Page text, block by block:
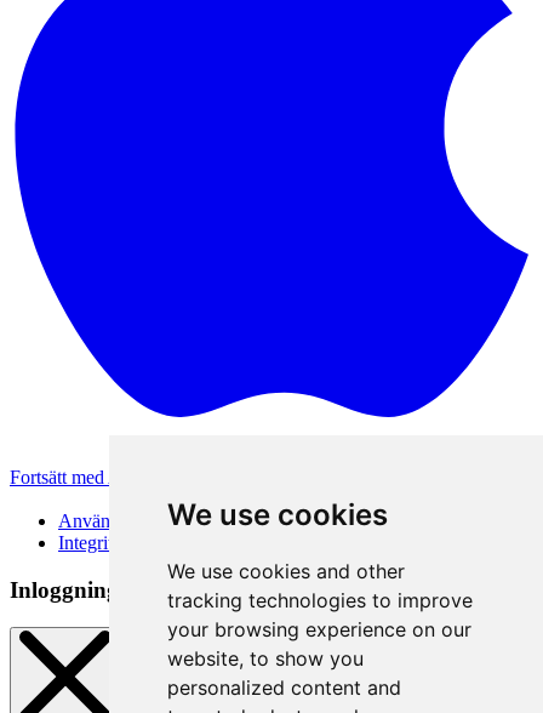
We use cookies
We use cookies and other
tracking technologies to improve
your browsing experience on our
website, to show you
personalized content and
Fortsätt med Apple
Användarvillkor
Integritetspolicy
Inloggningsmetod